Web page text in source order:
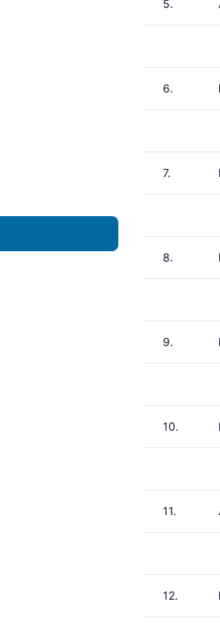
5.
6.
7.
8.
9.
10.
11.
12.